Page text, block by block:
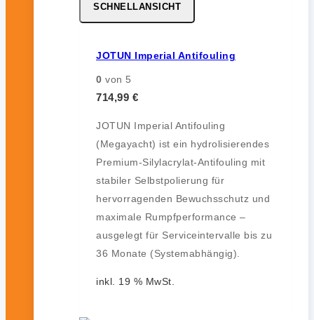
SCHNELLANSICHT
JOTUN Imperial Antifouling
0 von 5
714,99 €
JOTUN Imperial Antifouling
(Megayacht) ist ein hydrolisierendes
Premium-Silylacrylat-Antifouling mit
stabiler Selbstpolierung für
hervorragenden Bewuchsschutz und
maximale Rumpfperformance –
ausgelegt für Serviceintervalle bis zu
36 Monate (Systemabhängig).
inkl. 19 % MwSt.